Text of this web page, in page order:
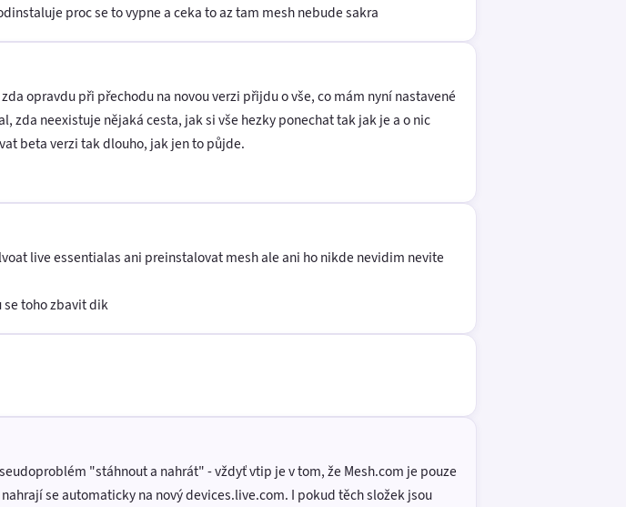
proc se to vypne a ceka to az tam mesh nebude sakra
opravdu při přechodu na novou verzi přijdu o vše, co mám nyní nastavené
zda neexistuje nějaká cesta, jak si vše hezky ponechat tak jak je a o nic
beta verzi tak dlouho, jak jen to půjde.
live essentialas ani preinstalovat mesh ale ani ho nikde nevidim nevite
se toho zbavit dik
"stáhnout a nahrát" - vždyť vtip je v tom, že Mesh.com je pouze
se automaticky na nový devices.live.com. I pokud těch složek jsou